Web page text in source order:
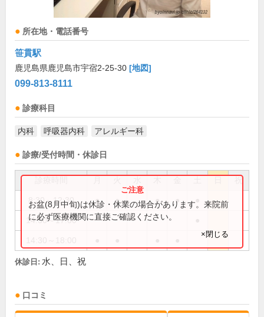
所在地・電話番号
笹貫駅
鹿児島県鹿児島市宇宿2-25-30 [地図]
099-813-8111
診療科目
内科 呼吸器内科 アレルギー科
診療/受付時間・休診日
祝
8:30～12:30 ● ● ● ●
14:30～17:00
お盆(8月中旬)は休診・休業の場合があります。来院前
に必ず医療機関に直接ご確認ください。
×閉じる
休診日: 水、日、祝
口コミ